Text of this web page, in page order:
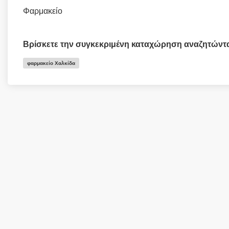
Φαρμακείο
Βρίσκετε την συγκεκριμένη καταχώρηση
φαρμακείο Χαλκίδα